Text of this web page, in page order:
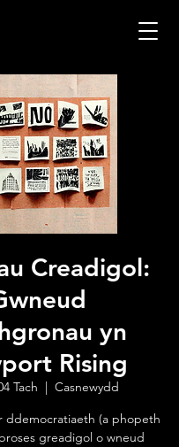
Creadigol:
yn
Rising
Tach
  |
Casnewydd
ddemocratiaeth (a phopeth
greadigol o wneud